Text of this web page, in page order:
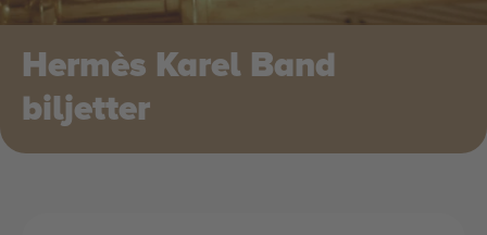
Hermès Karel Band
biljetter